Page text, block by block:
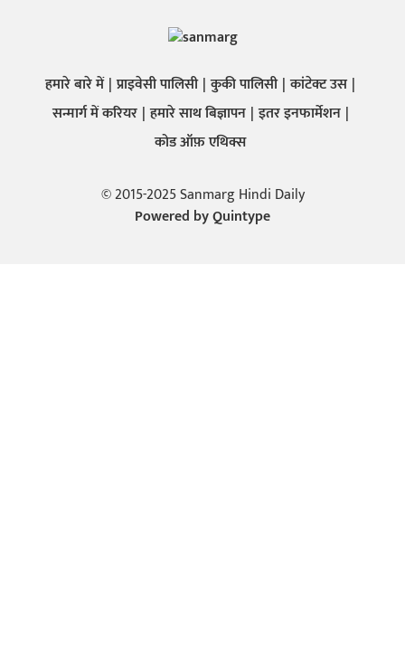
हमारे बारे में प्राइवेसी पालिसी कुकी पालिसी कांटेक्ट उस
सन्मार्ग में करियर हमारे साथ बिज्ञापन इतर इनफार्मेशन
कोड ऑफ़ एथिक्स
© 2015-2025 Sanmarg Hindi Daily
Powered byQuintype